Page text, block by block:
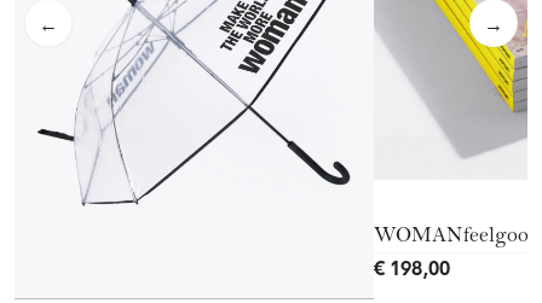
← →
WOMANfeelgood
€ 198,00